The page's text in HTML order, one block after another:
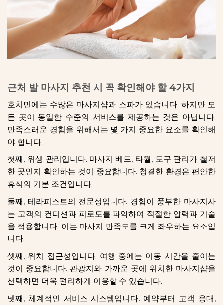
근처 발 마사지 추천 시 꼭 확인해야 할 4가지
호치민에는 수많은 마사지샵과 스파가 있습니다. 하지만 모
든 곳이 동일한 수준의 서비스를 제공하는 것은 아닙니다.
만족스러운 경험을 위해서는 몇 가지 중요한 요소를 확인해
야 합니다.
첫째, 위생 관리입니다. 마사지 베드, 타월, 도구 관리가 철저
한 곳인지 확인하는 것이 중요합니다. 청결한 환경은 편안한
휴식의 기본 조건입니다.
둘째, 테라피스트의 전문성입니다. 경험이 풍부한 마사지사
는 고객의 컨디션과 피로도를 파악하여 적절한 압력과 기술
을 적용합니다. 이는 마사지 만족도를 크게 좌우하는 요소입
니다.
셋째, 위치 접근성입니다. 여행 중에는 이동 시간을 줄이는
것이 중요합니다. 관광지와 가까운 곳에 위치한 마사지샵을
선택하면 더욱 편리하게 이용할 수 있습니다.
넷째, 체계적인 서비스 시스템입니다. 예약부터 고객 응대,